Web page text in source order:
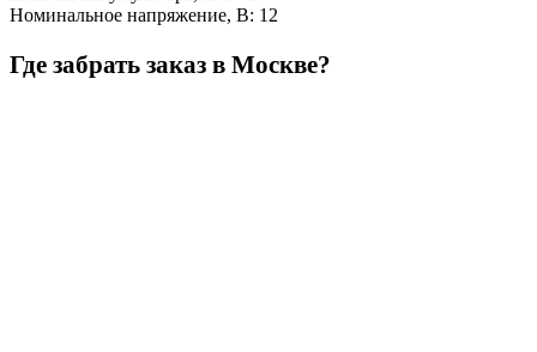
Номинальное напряжение, В: 12
Где забрать заказ в Москве?